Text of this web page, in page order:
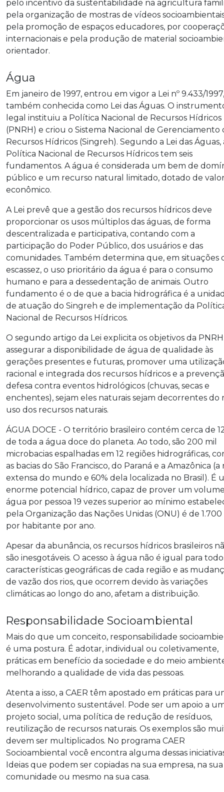
pelo incentivo da sustentabilidade na agricultura
pela organização de mostras de vídeos
pela promoção de espaços educadores, por
internacionais e pela produção de material
orientador.
Água
Em janeiro de 1997, entrou em vigor a Lei nº 9.433/1997,
também conhecida como Lei das Águas. O
legal instituiu a Política Nacional de Recursos Hídricos
(PNRH) e criou o Sistema Nacional de Gerenciamento
Recursos Hídricos (Singreh). Segundo a Lei das Águas,
Política Nacional de Recursos Hídricos tem seis
fundamentos. A água é considerada um bem de
público e um recurso natural limitado, dotado de
econômico.
A Lei prevê que a gestão dos recursos hídricos deve
proporcionar os usos múltiplos das águas, de forma
descentralizada e participativa, contando com a
participação do Poder Público, dos usuários e das
comunidades. Também determina que, em situações
escassez, o uso prioritário da água é para o consumo
humano e para a dessedentação de animais. Outro
fundamento é o de que a bacia hidrográfica é a
de atuação do Singreh e de implementação da
Nacional de Recursos Hídricos.
O segundo artigo da Lei explicita os objetivos da
assegurar a disponibilidade de água de qualidade às
gerações presentes e futuras, promover uma
racional e integrada dos recursos hídricos e a
defesa contra eventos hidrológicos (chuvas, secas e
enchentes), sejam eles naturais sejam decorrentes do
uso dos recursos naturais.
ÁGUA DOCE - O território brasileiro contém cerca de
de toda a água doce do planeta. Ao todo, são 200 mil
microbacias espalhadas em 12 regiões hidrográficas,
as bacias do São Francisco, do Paraná e a Amazônica (a
extensa do mundo e 60% dela localizada no Brasil). É
enorme potencial hídrico, capaz de prover um
água por pessoa 19 vezes superior ao mínimo
pela Organização das Nações Unidas (ONU) é de
por habitante por ano.
Apesar da abunância, os recursos hídricos brasileiros
são inesgotáveis. O acesso à água não é igual para
características geográficas de cada região e as
de vazão dos rios, que ocorrem devido às variações
climáticas ao longo do ano, afetam a distribuição.
Responsabilidade Socioambiental
Mais do que um conceito, responsabilidade
é uma postura. É adotar, individual ou coletivamente,
práticas em benefício da sociedade e do meio
melhorando a qualidade de vida das pessoas.
Atenta a isso, a CAER têm apostado em práticas para
desenvolvimento sustentável. Pode ser um apoio a
projeto social, uma política de redução de resíduos,
reutilização de recursos naturais. Os exemplos são
devem ser multiplicados. No programa CAER
Socioambiental você encontra alguma dessas
Ideias que podem ser copiadas na sua empresa, na sua
comunidade ou mesmo na sua casa.